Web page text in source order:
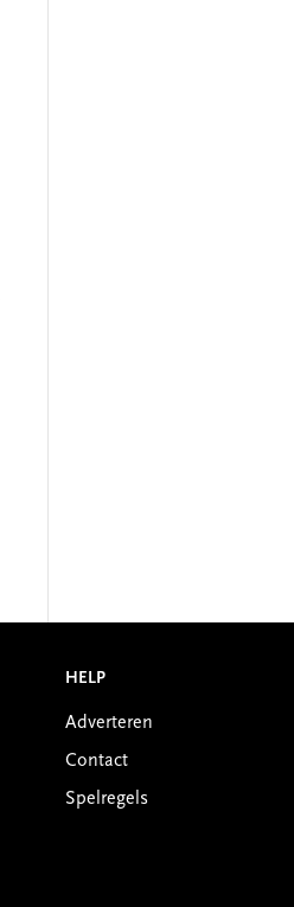
HELP
Adverteren
Contact
Spelregels